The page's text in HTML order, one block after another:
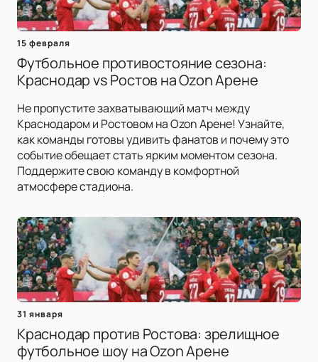
15 февраля
Футбольное противостояние сезона:
Краснодар vs Ростов на Ozon Арене
Не пропустите захватывающий матч между
Краснодаром и Ростовом на Ozon Арене! Узнайте,
как команды готовы удивить фанатов и почему это
событие обещает стать ярким моментом сезона.
Поддержите свою команду в комфортной
атмосфере стадиона.
31 января
Краснодар против Ростова: зрелищное
футбольное шоу на Ozon Арене